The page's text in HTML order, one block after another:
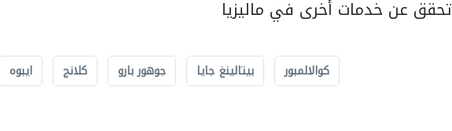
تحقق عن خدمات أخرى في ماليزيا
كوالالمبور بيتالينغ جايا جوهور بارو كلانج ايبوه